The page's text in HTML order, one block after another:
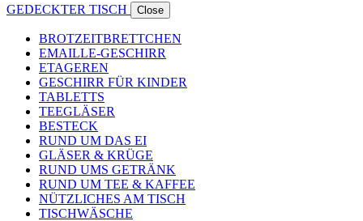
GEDECKTER TISCH Close
BROTZEITBRETTCHEN
EMAILLE-GESCHIRR
ETAGEREN
GESCHIRR FÜR KINDER
TABLETTS
TEEGLÄSER
BESTECK
RUND UM DAS EI
GLÄSER & KRÜGE
RUND UMS GETRÄNK
RUND UM TEE & KAFFEE
NÜTZLICHES AM TISCH
TISCHWÄSCHE